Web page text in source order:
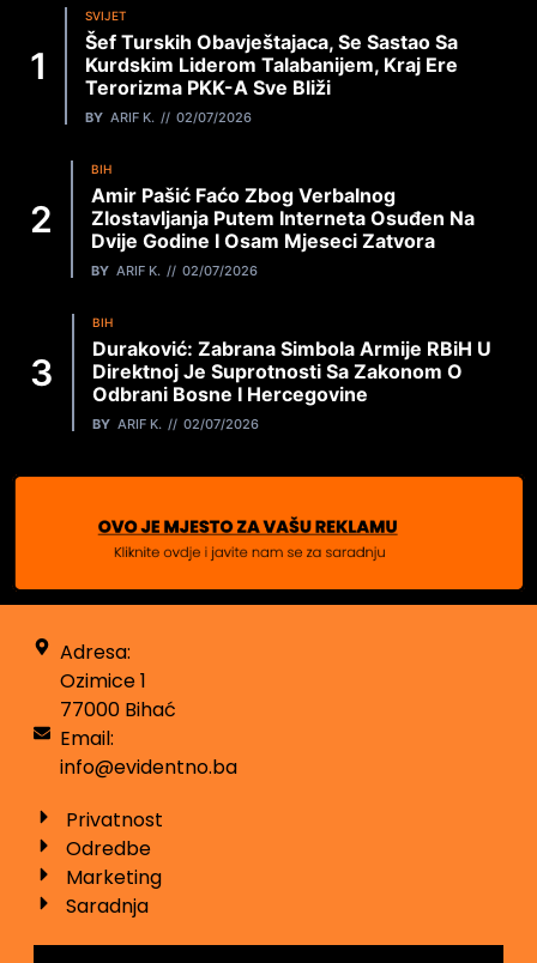
SVIJET
Šef Turskih Obavještajaca, Se Sastao Sa
Kurdskim Liderom Talabanijem, Kraj Ere
Terorizma PKK-A Sve Bliži
BY ARIF K. 02/07/2026
BIH
Amir Pašić Faćo Zbog Verbalnog
Zlostavljanja Putem Interneta Osuđen Na
Dvije Godine I Osam Mjeseci Zatvora
BY ARIF K. 02/07/2026
BIH
Duraković: Zabrana Simbola Armije RBiH U
Direktnoj Je Suprotnosti Sa Zakonom O
Odbrani Bosne I Hercegovine
BY ARIF K. 02/07/2026
Adresa:
Ozimice 1
77000 Bihać
Email:
info@evidentno.ba
Privatnost
Odredbe
Marketing
Saradnja